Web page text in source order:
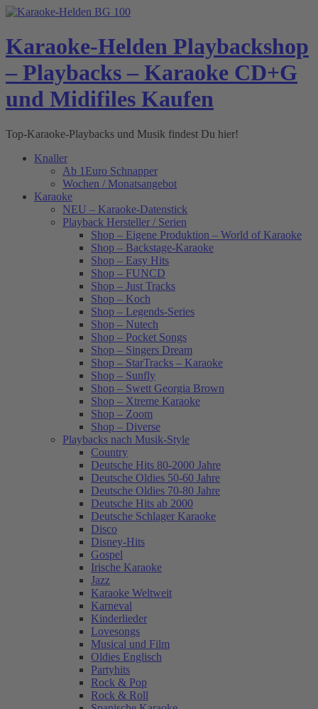
Skip
content
Karaoke-Helden Playbackshop
– Playbacks – Karaoke CD+G
und Midifiles Kaufen
Top-Karaoke-Playbacks und Musik findest Du hier!
Knaller
Ab 1Euro Schnapper
Wochen / Monatsangebot
Karaoke
NEU – Karaoke-Datenstick
Playback Hersteller / Serien
Shop – Eigene Produktion – World of Karaoke
Shop – Backstage-Karaoke
Shop – Easy Hits
Shop – FUNCD
Shop – Just Tracks
Shop – Koch
Shop – Legends-Series
Shop – Nutech
Shop – Pocket Songs
Shop – Singers Dream
Shop – StarTracks – Karaoke
Shop – Sunfly
Shop – Swett Georgia Brown
Shop – Xtreme Karaoke
Shop – Zoom
Shop – Diverse
Playbacks nach Musik-Style
Country
Deutsche Hits 80-2000 Jahre
Deutsche Oldies 50-60 Jahre
Deutsche Oldies 70-80 Jahre
Deutsche Hits ab 2000
Deutsche Schlager Karaoke
Disco
Disney-Hits
Gospel
Irische Karaoke
Jazz
Karaoke Weltweit
Karneval
Kinderlieder
Lovesongs
Musical und Film
Oldies Englisch
Partyhits
Rock & Pop
Rock & Roll